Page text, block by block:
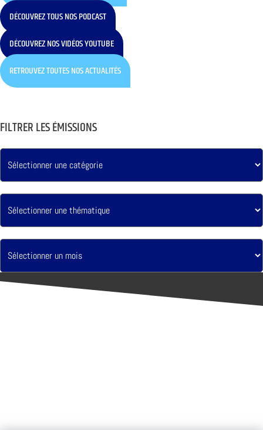
DÉCOUVREZ TOUS NOS PODCAST
DÉCOUVREZ NOS VIDÉOS YOUTUBE
RETROUVEZ TOUTES NOS ACTUALITÉS
FILTRER LES ÉMISSIONS